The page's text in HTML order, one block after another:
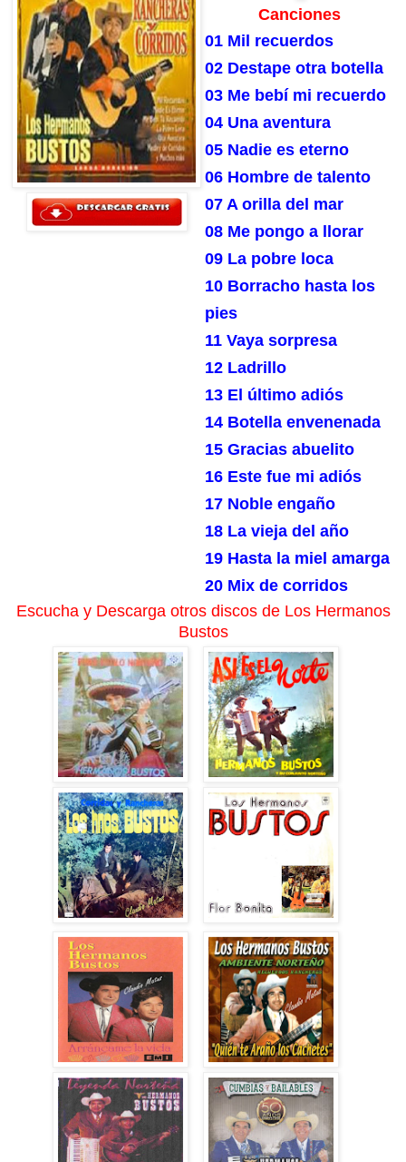
Canciones
01 Mil recuerdos
02 Destape otra botella
03 Me bebí mi recuerdo
04 Una aventura
05 Nadie es eterno
06 Hombre de talento
07 A orilla del mar
08 Me pongo a llorar
09 La pobre loca
10 Borracho hasta los
pies
11 Vaya sorpresa
12 Ladrillo
13 El último adiós
14 Botella envenenada
15 Gracias abuelito
16 Este fue mi adiós
17 Noble engaño
18 La vieja del año
19 Hasta la miel amarga
20 Mix de corridos
Escucha y Descarga otros discos de Los Hermanos
Bustos